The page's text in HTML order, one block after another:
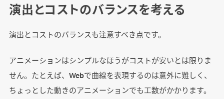
演出とコストのバランスを考える
演出とコストのバランスも注意すべき点です。
アニメーションはシンプルなほうがコストが安いとは限りま
せん。たとえば、Webで曲線を表現するのは意外に難しく、
ちょっとした動きのアニメーションでも工数がかかります。